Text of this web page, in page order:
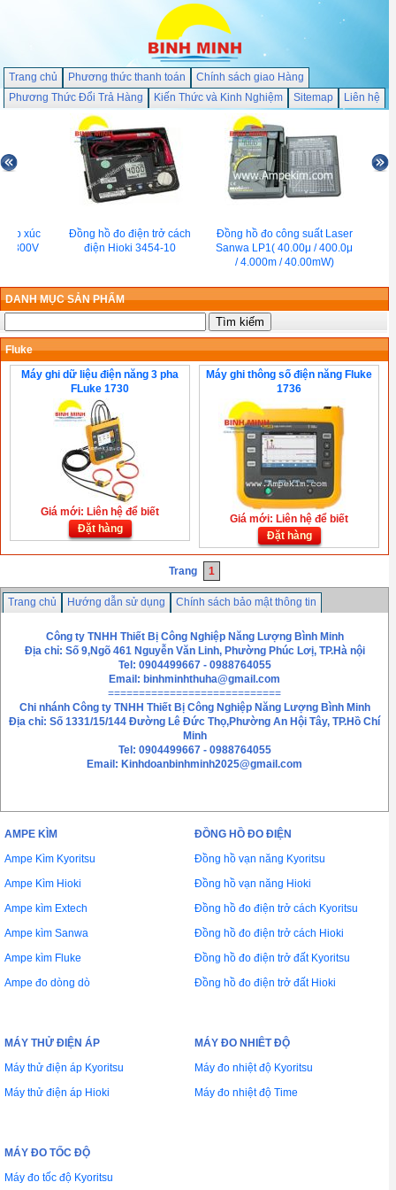
Trang chủ Phương thức thanh toán
Chính sách giao Hàng
Phương Thức Đổi Trả Hàng
Kiến Thức và Kinh Nghiệm Sitemap Liên hệ
xúc
300V
Đồng hồ đo điện trở cách
điện Hioki 3454-10
Đồng hồ đo công suất Laser
Sanwa LP1( 40.00μ / 400.0μ
/ 4.000m / 40.00mW)
DANH MỤC SẢN PHẨM
Fluke
Máy ghi dữ liệu điện năng 3 pha
FLuke 1730
Giá mới: Liên hệ để biết
Đặt hàng
Máy ghi thông số điện năng Fluke
1736
Giá mới: Liên hệ để biết
Đặt hàng
Trang 1
Trang chủ Hướng dẫn sử dụng
Chính sách bảo mật thông tin
Công ty TNHH Thiết Bị Công Nghiệp Năng Lượng Bình Minh
Địa chỉ: Số 9,Ngõ 461 Nguyễn Văn Linh, Phường Phúc Lơị, TP.Hà nội
Tel: 0904499667 - 0988764055
Email: binhminhthuha@gmail.com
============================
Chi nhánh Công ty TNHH Thiết Bị Công Nghiệp Năng Lượng Bình Minh
Địa chỉ: Số 1331/15/144 Đường Lê Đức Thọ,Phường An Hội Tây, TP.Hồ Chí
Minh
Tel: 0904499667 - 0988764055
Email: Kinhdoanbinhminh2025@gmail.com
AMPE KÌM
Ampe Kìm Kyoritsu
Ampe Kìm Hioki
Ampe kìm Extech
Ampe kìm Sanwa
Ampe kìm Fluke
Ampe đo dòng dò
ĐỒNG HỒ ĐO ĐIỆN
Đồng hồ vạn năng Kyoritsu
Đồng hồ vạn năng Hioki
Đồng hồ đo điện trở cách Kyoritsu
Đồng hồ đo điện trở cách Hioki
Đồng hồ đo điện trở đất Kyoritsu
Đồng hồ đo điện trở đất Hioki
MÁY THỬ ĐIỆN ÁP
Máy thử điện áp Kyoritsu
Máy thử điện áp Hioki
MÁY ĐO NHIÊT ĐỘ
Máy đo nhiệt độ Kyoritsu
Máy đo nhiệt độ Time
MÁY ĐO TỐC ĐỘ
Máy đo tốc độ Kyoritsu